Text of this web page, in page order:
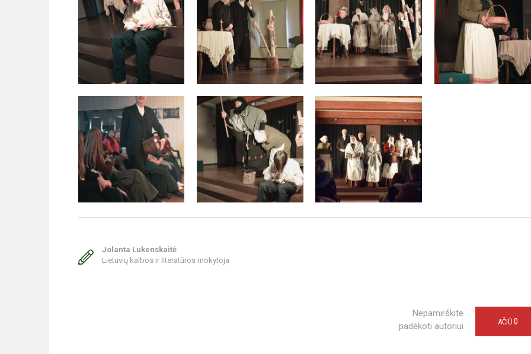
Jolanta Lukenskaitė
Lietuvių kalbos ir literatūros mokytoja
Nepamirškite
padėkoti autoriui
AČIŪ 0